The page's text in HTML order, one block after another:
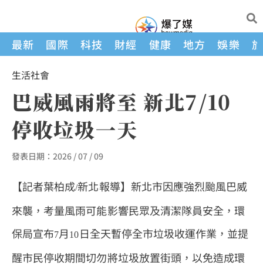
最新 國際 科技 財經 健康 地方 娛樂
生活社會
巴威風雨將至 新北7/10
停收垃圾一天
發表日期： 2026 / 07 / 09
【記者葉柏成/新北報導】新北市因應強烈颱風巴威
來襲，考量風雨可能影響民眾及清潔隊員安全，環
保局宣布7月 10 日全天暫停全市垃圾收運作業，並提
醒市民停收期間切勿將垃圾放置街頭，以免造成環